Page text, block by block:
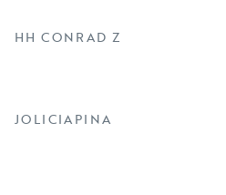
HH CONRAD Z
JOLICIAPINA